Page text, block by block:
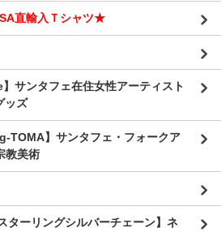
直輸入Ｔシャツ★
サンタフェ在住女性アーティスト
ッズ
TOMA】サンタフェ・フォークア
教美術
ターリングシルバーチェーン】ネ